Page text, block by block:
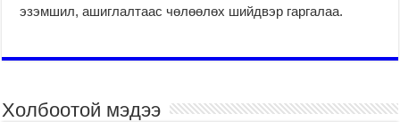
эзэмшил, ашиглалтаас чөлөөлөх шийдвэр гаргалаа.
Холбоотой мэдээ